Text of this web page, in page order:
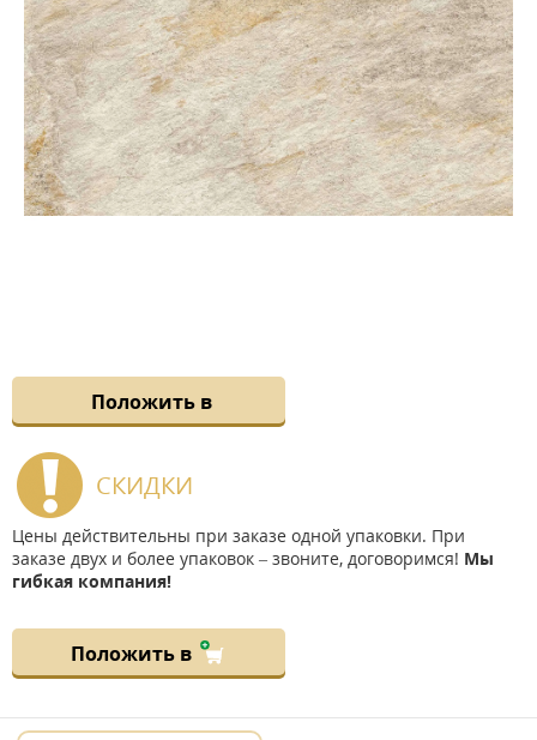
Положить в
СКИДКИ
Цены действительны при заказе одной упаковки. При
заказе двух и более упаковок – звоните, договоримся! Мы
гибкая компания!
Положить в